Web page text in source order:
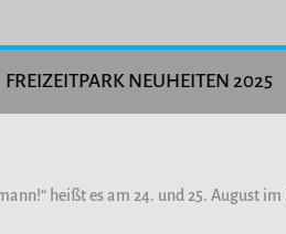
FREIZEITPARK NEUHEITEN 2025
heißt es am 24. und 25. August